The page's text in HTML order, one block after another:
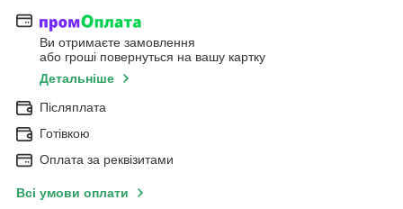
Ви отримаєте замовлення
або гроші повернуться на вашу картку
Детальніше
Післяплата
Готівкою
Оплата за реквізитами
Всі умови оплати